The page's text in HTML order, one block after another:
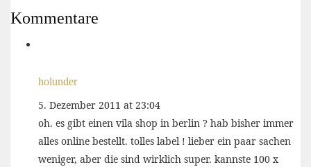
Kommentare
holunder
5. Dezember 2011 at 23:04
oh. es gibt einen vila shop in berlin ? hab bisher immer
alles online bestellt. tolles label ! lieber ein paar sachen
weniger, aber die sind wirklich super. kannste 100 x